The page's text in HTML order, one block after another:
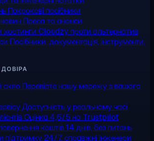
Покрокові посібники
Преса та анонси
хостинги Cloudzy проти альтернатив
Посібники, документація, інструменти,
скло Перевірте нашу мережу з вашого
Доступність у реальному часі
Оцінка 4,6/5 на Trustpilot
коштів14 днів, без питань
підтримку 24/7, справжні інженери